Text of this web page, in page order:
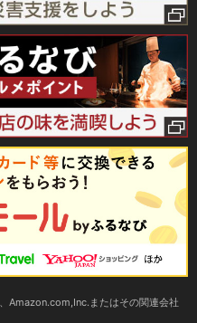
Amazon.com,Inc.またはその関連会社